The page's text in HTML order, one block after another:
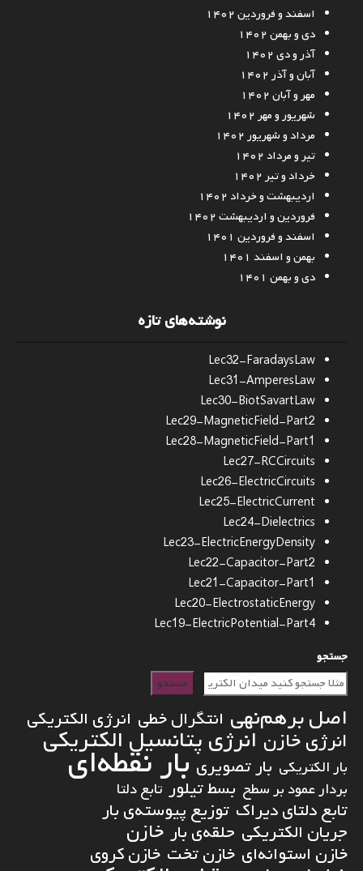
اسفند و فروردین ۱۴۰۲
دی و بهمن ۱۴۰۲
آذر و دی ۱۴۰۲
آبان و آذر ۱۴۰۲
مهر و آبان ۱۴۰۲
شهریور و مهر ۱۴۰۲
مرداد و شهریور ۱۴۰۲
تیر و مرداد ۱۴۰۲
خرداد و تیر ۱۴۰۲
اردیبهشت و خرداد ۱۴۰۲
فروردین و اردیبهشت ۱۴۰۲
اسفند و فروردین ۱۴۰۱
بهمن و اسفند ۱۴۰۱
دی و بهمن ۱۴۰۱
نوشته‌های تازه
Lec32-FaradaysLaw
Lec31-AmperesLaw
Lec30-BiotSavartLaw
Lec29-MagneticField-Part2
Lec28-MagneticField-Part1
Lec27-RCCircuits
Lec26-ElectricCircuits
Lec25-ElectricCurrent
Lec24-Dielectrics
Lec23-ElectricEnergyDensity
Lec22-Capacitor-Part2
Lec21-Capacitor-Part1
Lec20-ElectrostaticEnergy
Lec19-ElectricPotential-Part4
جستجو
جستجو
اصل برهم‌نهی انتگرال خطی انرژی الکتریکی
انرژی خازن انرژی پتانسیل الکتریکی
بار الکتریکی بار تصویری بار نقطه‌ای
بردار عمود بر سطح بسط تیلور تابع دلتا
تابع دلتای دیراک توزیع پیوسته‌ی بار
جریان الکتریکی حلقه‌ی بار خازن
خازن استوانه‌ای خازن تخت خازن کروی